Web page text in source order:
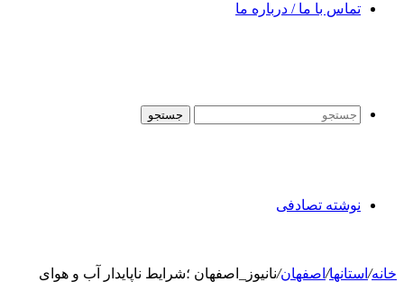
تماس با ما / درباره ما
جستجو
نوشته تصادفی
خانه/ استانها/ اصفهان/نانیوز_اصفهان ؛شرایط ناپایدار آب و هوای